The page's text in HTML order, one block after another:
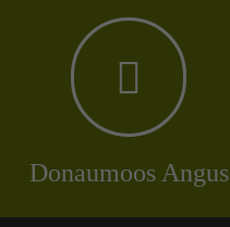
Donaumoos Angus